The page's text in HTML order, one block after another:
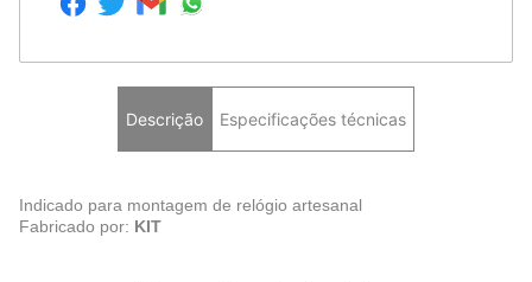
Descrição Especificações técnicas
Indicado para montagem de relógio artesanal
Fabricado por: KIT